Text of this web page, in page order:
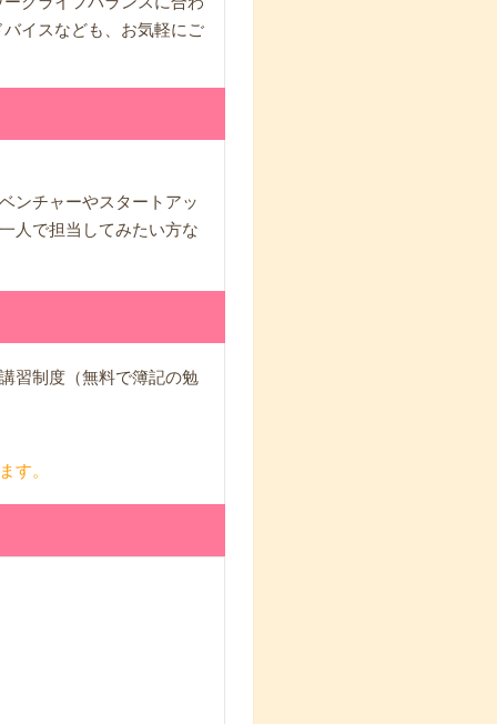
イスなども、お気軽にご
ンチャーやスタートアッ
人で担当してみたい方な
習制度（無料で簿記の勉
す。